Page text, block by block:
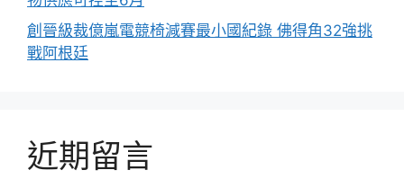
創晉級裁億嵐電競椅減賽最小國紀錄 佛得角32強挑
戰阿根廷
近期留言